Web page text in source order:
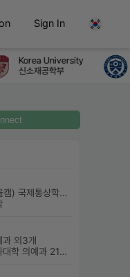
Sign In
Korea University
신소재공학부
연세대학교(서울캠) 국제통상학과 외3개
과 외3개
서울대학교 의과대학 의예과 21학번으로 진학하게 될 박현수라고 합니다~